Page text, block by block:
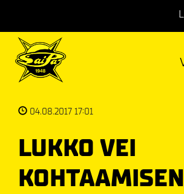
04.08.2017 17:01
LUKKO VEI
KOHTAAMISEN